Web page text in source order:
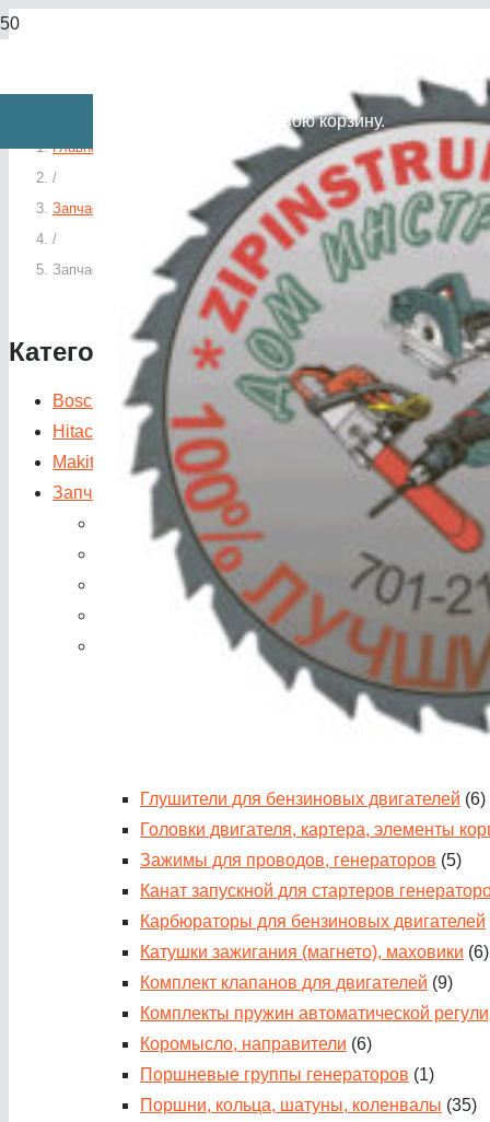
в свою корзину.
Главная
/
Запчасти по категориям
/
Запчасти для двигателей, генераторов, мотопомп
Категории товаров
Bosch запасные части
(242)
Hitachi запасные части
Makita запасные части
Запчасти по категориям
Выключатели для электроинструмента
(387)
Запасные части для бензорезов
(4)
Запчасти для бетономешалок
(34)
Запчасти для бытовой техники (416)
Запчасти для двигателей, генераторов,
Автоматы, выключатели, замки
Амортизаторы (подушки) для виброплит
Глушители для бензиновых двигателей (6)
Головки двигателя, картера, элементы
Зажимы для проводов, генераторов (5)
Канат запускной для стартеров
Карбюраторы для бензиновых двигателей
Катушки зажигания (магнето), маховики (6)
Комплект клапанов для двигателей (9)
Комплекты пружин автоматической
Коромысло, направители (6)
Поршневые группы генераторов (1)
Поршни, кольца, шатуны, коленвалы (35)